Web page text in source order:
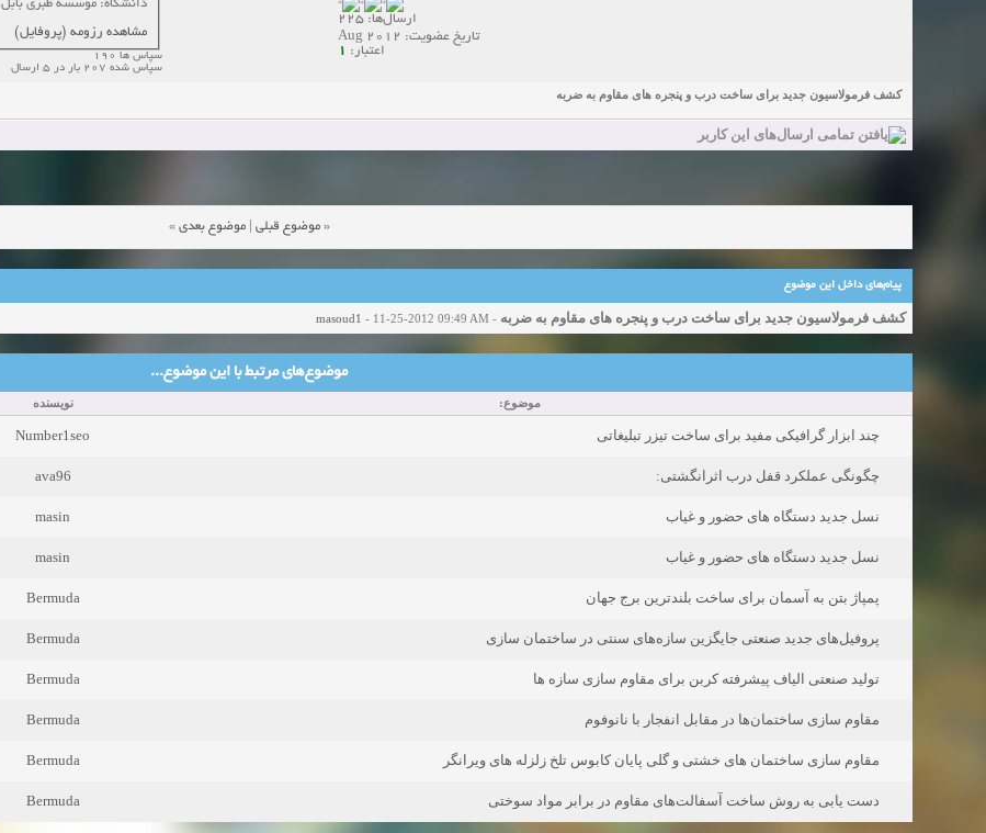
ارسال‌ها: 225
تاریخ عضویت: Aug 2012
اعتبار: 1
دانشگاه: موسسه طبری بابل
مشاهده رزومه (پروفایل)
سپاس ها 190
سپاس شده 207 بار در 5 ارسال
کشف فرمولاسیون جدید برای ساخت درب و پنجره های مقاوم به ضربه
«موضوع قبلی |موضوع بعدی »
پیام‌های داخل این موضوع
کشف فرمولاسیون جدید برای ساخت درب و پنجره های مقاوم به ضربه -
masoud1 - 11-25-2012 09:49 AM
موضوع‌های مرتبط با این موضوع...
موضوع: نویسنده
چند ابزار گرافیکی مفید برای ساخت تیزر تبلیغاتی Number1seo
چگونگی عملکرد قفل درب اثرانگشتی: ava96
نسل جدید دستگاه های حضور و غیاب masin
نسل جدید دستگاه های حضور و غیاب masin
پمپاژ بتن به آسمان برای ساخت بلندترین برج جهان Bermuda
پروفیل‌های جدید صنعتی جایگزین سازه‌های سنتی در ساختمان سازی Bermuda
تولید صنعتی الیاف پیشرفته کربن برای مقاوم سازی سازه ها Bermuda
مقاوم سازی ساختمان‌ها در مقابل انفجار با نانوفوم Bermuda
مقاوم سازی ساختمان های خشتی و گلی پایان کابوس تلخ زلزله های ویرانگر Bermuda
دست یابی به روش ساخت آسفالت‌های مقاوم در برابر مواد سوختی Bermuda